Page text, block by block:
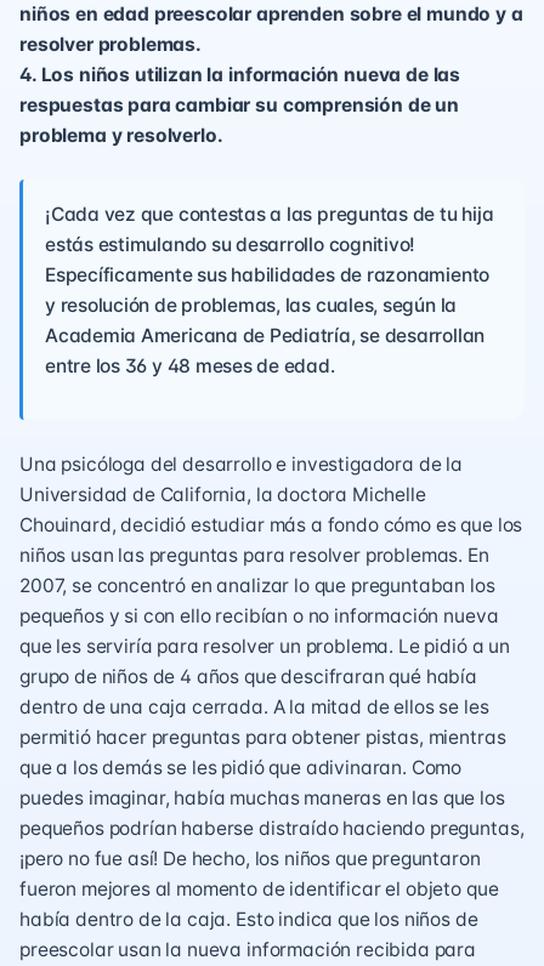
niños en edad preescolar aprenden sobre el mundo y a
resolver problemas.
4. Los niños utilizan la información nueva de las
respuestas para cambiar su comprensión de un
problema y resolverlo.
¡Cada vez que contestas a las preguntas de tu hija
estás estimulando su desarrollo cognitivo!
Específicamente sus habilidades de razonamiento
y resolución de problemas, las cuales, según la
Academia Americana de Pediatría, se desarrollan
entre los 36 y 48 meses de edad.
Una psicóloga del desarrollo e investigadora de la
Universidad de California, la doctora Michelle
Chouinard, decidió estudiar más a fondo cómo es que los
niños usan las preguntas para resolver problemas. En
2007, se concentró en analizar lo que preguntaban los
pequeños y si con ello recibían o no información nueva
que les serviría para resolver un problema. Le pidió a un
grupo de niños de 4 años que descifraran qué había
dentro de una caja cerrada. A la mitad de ellos se les
permitió hacer preguntas para obtener pistas, mientras
que a los demás se les pidió que adivinaran. Como
puedes imaginar, había muchas maneras en las que los
pequeños podrían haberse distraído haciendo preguntas,
¡pero no fue así! De hecho, los niños que preguntaron
fueron mejores al momento de identificar el objeto que
había dentro de la caja. Esto indica que los niños de
preescolar usan la nueva información recibida para